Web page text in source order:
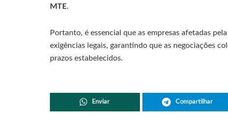
MTE.
Portanto, é essencial que as empresas afetadas
exigências legais, garantindo que as negociações
prazos estabelecidos.
Enviar Compartilhar